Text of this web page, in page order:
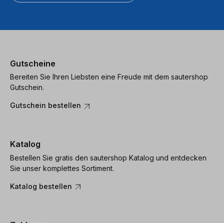
Gutscheine
Bereiten Sie Ihren Liebsten eine Freude mit dem sautershop
Gutschein.
Gutschein bestellen
Katalog
Bestellen Sie gratis den sautershop Katalog und entdecken
Sie unser komplettes Sortiment.
Katalog bestellen